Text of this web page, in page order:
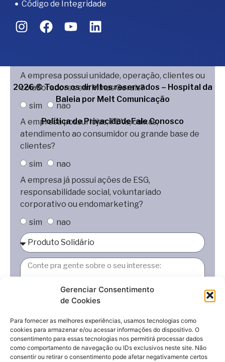
Gerenciar Consentimento
de Cookies
Para fornecer as melhores experiências, usamos tecnologias como
cookies para armazenar e/ou acessar informações do dispositivo. O
consentimento para essas tecnologias nos permitirá processar dados
como comportamento de navegação ou IDs exclusivos neste site. Não
consentir ou retirar o consentimento pode afetar negativamente certos
A empresa possui unidade, operação, clientes ou
colaboradores em Minas Gerais?
sim
nao
A empresa possui lojas, PDVs, caixas,
atendimento ao consumidor ou grande base de
clientes?
sim
nao
A empresa já possui ações de ESG,
responsabilidade social, voluntariado
corporativo ou endomarketing?
sim
nao
Deseja receber uma apresentação?
sim
nao
Código de Integridade
2026© Todos os direitos reservados – Hospital da
Baleia por Melt Comunicação
Política de PrivacidadeFale Conosco